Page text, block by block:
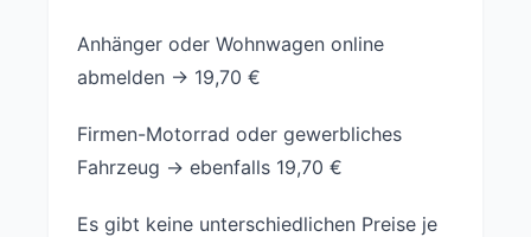
Anhänger oder Wohnwagen online
abmelden → 19,70 €
Firmen-Motorrad oder gewerbliches
Fahrzeug → ebenfalls 19,70 €
Es gibt keine unterschiedlichen Preise je